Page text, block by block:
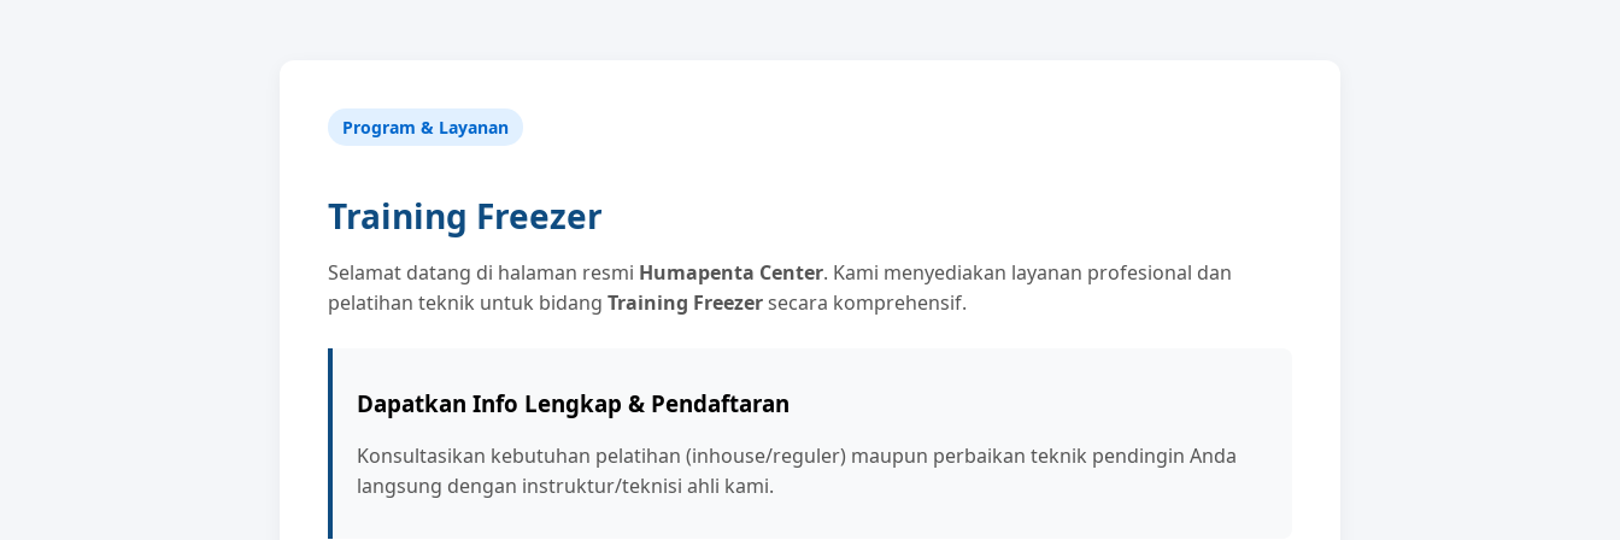
Program & Layanan
Training Freezer
Selamat datang di halaman resmi Humapenta Center. Kami menyediakan layanan profesional dan
pelatihan teknik untuk bidang Training Freezersecara komprehensif.
Dapatkan Info Lengkap & Pendaftaran
Konsultasikan kebutuhan pelatihan (inhouse/reguler) maupun perbaikan teknik pendingin Anda
langsung dengan instruktur/teknisi ahli kami.